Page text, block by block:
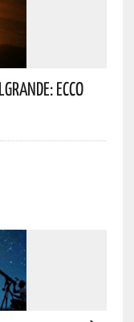
Ecco